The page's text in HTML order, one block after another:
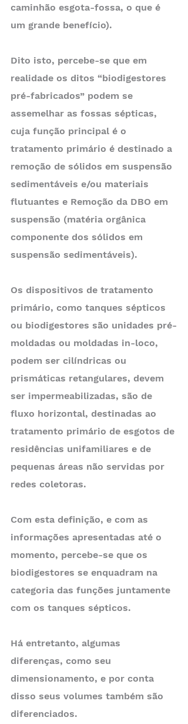
caminhão esgota-fossa, o que é
um grande benefício).
Dito isto, percebe-se que em
realidade os ditos “biodigestores
pré-fabricados” podem se
assemelhar as fossas sépticas,
cuja função principal é o
tratamento primário é destinado a
remoção de sólidos em suspensão
sedimentáveis e/ou materiais
flutuantes e Remoção da DBO em
suspensão (matéria orgânica
componente dos sólidos em
suspensão sedimentáveis).
Os dispositivos de tratamento
primário, como tanques sépticos
ou biodigestores são unidades pré-
moldadas ou moldadas in-loco,
podem ser cilíndricas ou
prismáticas retangulares, devem
ser impermeabilizadas, são de
fluxo horizontal, destinadas ao
tratamento primário de esgotos de
residências unifamiliares e de
pequenas áreas não servidas por
redes coletoras.
Com esta definição, e com as
informações apresentadas até o
momento, percebe-se que os
biodigestores se enquadram na
categoria das funções juntamente
com os tanques sépticos.
Há entretanto, algumas
diferenças, como seu
dimensionamento, e por conta
disso seus volumes também são
diferenciados.